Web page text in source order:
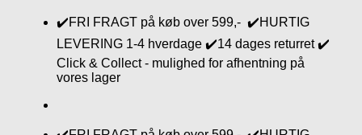
✔️FRI FRAGT på køb over 599,- ✔️HURTIG
LEVERING 1-4 hverdage ✔️14 dages returret ✔️
Click & Collect - mulighed for afhentning på
vores lager